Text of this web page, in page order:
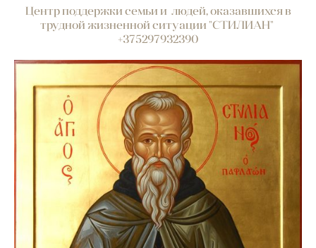
Центр поддержки семьи и людей, оказавшихся в
трудной жизненной ситуации "СТИЛИАН"
+375297932390